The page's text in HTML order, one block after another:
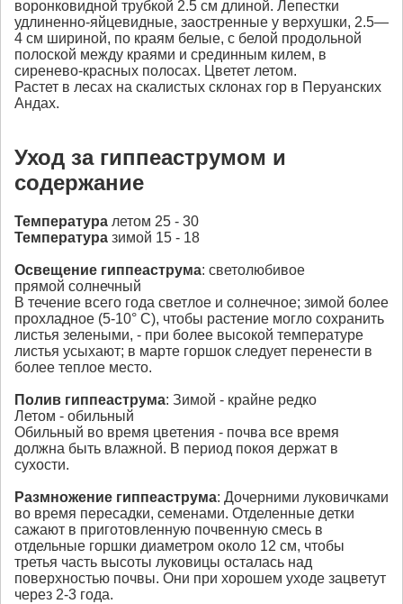
воронковидной трубкой 2.5 см длиной. Лепестки
удлиненно-яйцевидные, заостренные у верхушки, 2.5—
4 см шириной, по краям белые, с белой продольной
полоской между краями и срединным килем, в
сиренево-красных полосах. Цветет летом.
Растет в лесах на скалистых склонах гор в Перуанских
Андах.
Уход за гиппеаструмом и
содержание
Температура летом 25 - 30
Температура зимой 15 - 18
Освещение гиппеаструма: светолюбивое
прямой солнечный
В течение всего года светлое и солнечное; зимой более
прохладное (5-10° С), чтобы растение могло сохранить
листья зелеными, - при более высокой температуре
листья усыхают; в марте горшок следует перенести в
более теплое место.
Полив гиппеаструма: Зимой - крайне редко
Летом - обильный
Обильный во время цветения - почва все время
должна быть влажной. В период покоя держат в
сухости.
Размножение гиппеаструма: Дочерними луковичками
во время пересадки, семенами. Отделенные детки
сажают в приготовленную почвенную смесь в
отдельные горшки диаметром около 12 см, чтобы
третья часть высоты луковицы осталась над
поверхностью почвы. Они при хорошем уходе зацветут
через 2-3 года.